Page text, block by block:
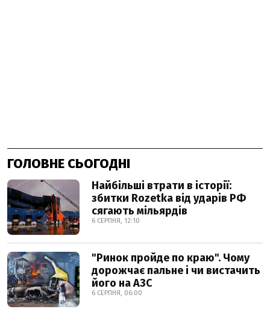
ГОЛОВНЕ СЬОГОДНІ
Найбільші втрати в історії:
збитки Rozetka від ударів РФ
сягають мільярдів
6 СЕРПНЯ, 12:10
"Ринок пройде по краю". Чому
дорожчає пальне і чи вистачить
його на АЗС
6 СЕРПНЯ, 06:00